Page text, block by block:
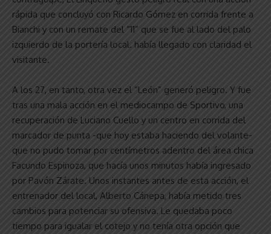
rápida que concluyó con Ricardo Gómez en corrida frente a
Bianchi y con un remate del “11” que se fue al lado del palo
izquierdo de la portería local. había llegado con claridad el
visitante.
A los 27, en tanto, otra vez el “León” generó peligro. Y fue
tras una mala acción en el mediocampo de Sportivo, una
recuperación de Luciano Cuello y un centro en corrida del
marcador de punta -que hoy estaba haciendo del volante-
que no pudo tomar por centímetros adentro del área chica
Facundo Espinoza, que hacía unos minutos había ingresado
por Pavón Zárate. Unos instantes antes de esta acción, el
entrenador del local, Alberto Cánepa, había metido tres
cambios para potenciar su ofensiva. Le quedaba poco
tiempo para igualar el cotejo y no tenía otra opción que